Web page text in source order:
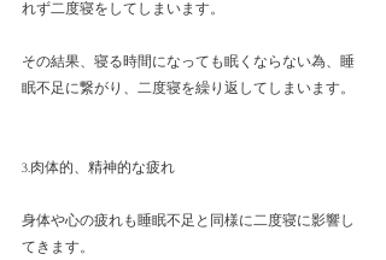
れず二度寝をしてしまいます。
その結果、寝る時間になっても眠くならない為、睡
眠不足に繋がり、二度寝を繰り返してしまいます。
3.肉体的、精神的な疲れ
身体や心の疲れも睡眠不足と同様に二度寝に影響し
てきます。